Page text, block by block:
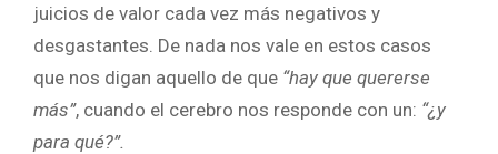
juicios de valor cada vez más negativos y
desgastantes. De nada nos vale en estos casos
que nos digan aquello de que “hay que quererse
más”, cuando el cerebro nos responde con un: “¿y
para qué?”.